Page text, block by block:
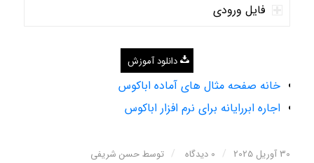
فایل ورودی
دانلود آموزش
خانه صفحه مثال های آماده اباکوس
اجاره ابررایانه برای نرم افزار اباکوس
30 آوریل 2025 / 0 دیدگاه / توسطحسن شریفی